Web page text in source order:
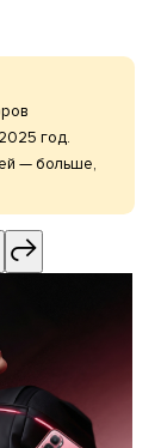
год.
— больше,